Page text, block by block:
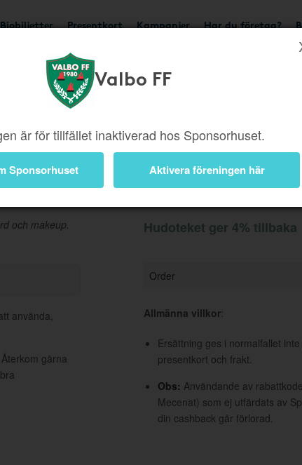
Biobiljetter Presentkort Kampanjer Har du företag?
Valbo FF
är för tillfället inaktiverad hos Sponsorhuset.
Sponsorhuset Aktivera föreningen här
Ger 4%
och makeup.
använda,
gärna
Information
Hudoteket ger 4% tillbaka
Order
Allmänna villkor:
Ersättning ges i normalfallet
presentkort och frakt.
Obs: Användande av
Mecenat) som ej utfärdats av
din cashback går förlorad.